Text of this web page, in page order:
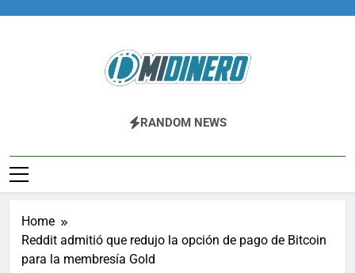
Midinero.co
Fintech, Criptomonedas
RANDOM NEWS
Home
Reddit admitió que redujo la opción de pago de Bitcoin
para la membresía Gold